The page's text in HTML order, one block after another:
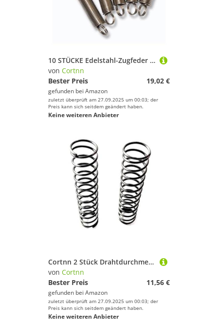
10 STÜCKE Edelstahl-Zugfeder mit einem Haken Zugfeder Drahtdurchmesser 0,6 mm Außendurchmesser 7 mm Länge 15 mm bis 60 mm(30mm)
von Cortnn
Bester Preis
19,02 €
gefunden bei Amazon
zuletzt überprüft am 27.09.2025 um 00:03; der
Preis kann sich seitdem geändert haben.
Keine weiteren Anbieter
Cortnn 2 Stück Drahtdurchmesser 2,5 mm Feder Y-Typ Druckfeder Federstahl Lange Druckfederlänge 20 mm-100 mm(80mm,30mm)
von Cortnn
Bester Preis
11,56 €
gefunden bei Amazon
zuletzt überprüft am 27.09.2025 um 00:03; der
Preis kann sich seitdem geändert haben.
Keine weiteren Anbieter